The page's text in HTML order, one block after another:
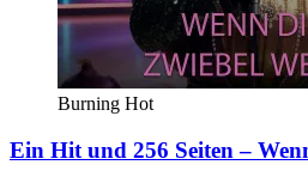
Burning Hot
Ein Hit und 256 Seiten –